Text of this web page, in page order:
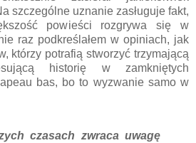
szczególne uznanie zasługuje fakt,
powieści rozgrywa się w
raz podkreślałem w opiniach, jak
którzy potrafią stworzyć trzymającą
historię w zamkniętych
bas, bo to wyzwanie samo w
czasach zwraca uwagę